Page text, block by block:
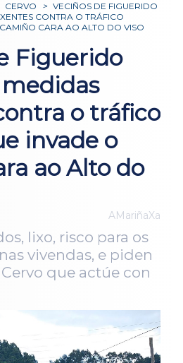
CERVO > VECIÑOS DE FIGUERIDO
CONTRA O TRÁFICO
CARA AO ALTO DO VISO
Figuerido
o tráfico
invade o
ao Alto do
AMariñaXa
lixo, risco para os
vivendas, e piden
que actúe con